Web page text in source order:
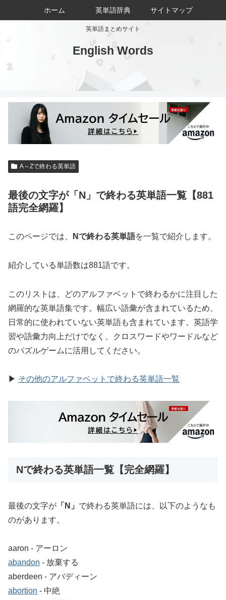
英単語まとめサイト
English Words
ホーム 英単語辞典 サイトマップ
A～Zで終わる英単語
最後の文字が「N」で終わる英単語一覧【881
語完全網羅】
このページでは、 Nで終わる英単語を一覧で紹介します。
紹介している単語数は881語です。
このリストは、どのアルファベットで終わるかに注目した
網羅的な英単語集です。幅広い語彙が含まれているため、
日常的に使われていない英単語も含まれています。英語学
習や語彙力向上だけでなく、クロスワードやワードルなど
のパズルゲームに活用してください。
▶ その他のアルファベットで終わる英単語一覧
Nで終わる英単語一覧【完全網羅】
最後の文字が 「N」 で終わる英単語には、以下のようなも
のがあります。
aaron ‐ アーロン
abandon ‐ 放棄する
aberdeen ‐ アバディーン
abortion ‐ 中絶